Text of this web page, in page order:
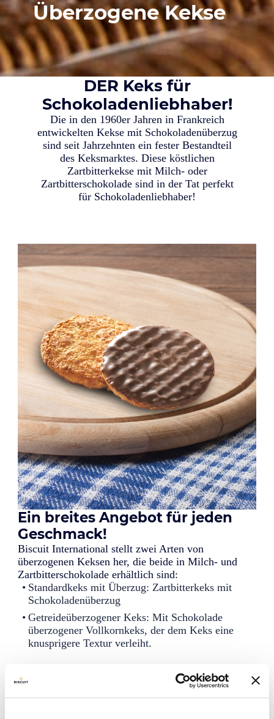
Überzogene Kekse
DER Keks für
Schokoladenliebhaber!
Die in den 1960er Jahren in Frankreich
entwickelten Kekse mit Schokoladenüberzug
sind seit Jahrzehnten ein fester Bestandteil
des Keksmarktes. Diese köstlichen
Zartbitterkekse mit Milch- oder
Zartbitterschokolade sind in der Tat perfekt
für Schokoladenliebhaber!
Ein breites Angebot für jeden
Geschmack!
Biscuit International stellt zwei Arten von
überzogenen Keksen her, die beide in Milch- und
Zartbitterschokolade erhältlich sind:
Standardkeks mit Überzug: Zartbitterkeks mit
Schokoladenüberzug
Getreideüberzogener Keks: Mit Schokolade
überzogener Vollkornkeks, der dem Keks eine
knusprigere Textur verleiht.